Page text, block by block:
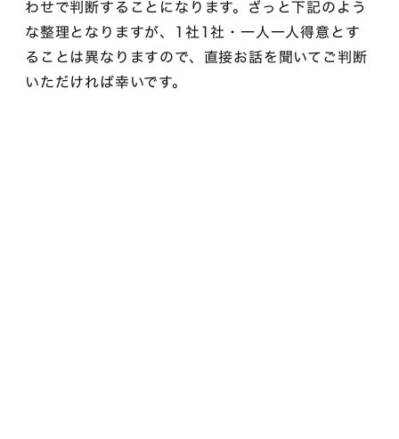
わせで判断することになります。ざっと下記のよう
な整理となりますが、1社1社・一人一人得意とす
ることは異なりますので、直接お話を聞いてご判断
いただければ幸いです。